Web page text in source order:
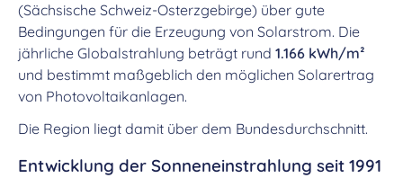
(Sächsische Schweiz-Osterzgebirge) über gute
Bedingungen für die Erzeugung von Solarstrom. Die
jährliche Globalstrahlung beträgt rund 1.166 kWh/m²
und bestimmt maßgeblich den möglichen Solarertrag
von Photovoltaikanlagen.
Die Region liegt damit über dem Bundesdurchschnitt.
Entwicklung der Sonneneinstrahlung seit 1991